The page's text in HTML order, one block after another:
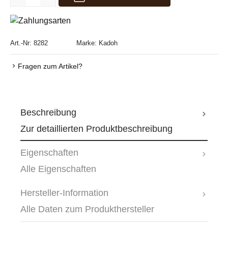
Art.-Nr: 8282 Marke: Kadoh
Fragen zum Artikel?
Beschreibung
Zur detaillierten Produktbeschreibung
Eigenschaften
Alle Eigenschaften
Hersteller-Information
Alle Daten zum Produkthersteller